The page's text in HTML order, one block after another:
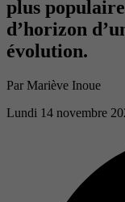
plus
d’horizon
évolution.
Par Mariève Inoue
Lundi 14 novembre